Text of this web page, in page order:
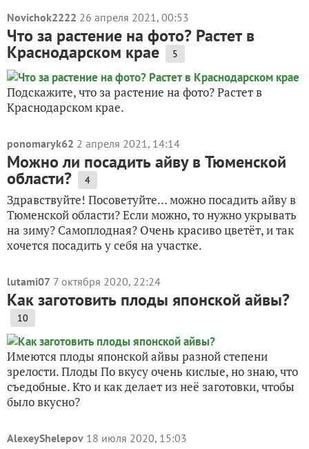
Novichok2222 26 апреля 2021, 00:53
Что за растение на фото? Растет в
Краснодарском крае 5
Подскажите, что за растение на фото? Растет в
Краснодарском крае.
ponomaryk62 2 апреля 2021, 14:14
Можно ли посадить айву в Тюменской
области? 4
Здравствуйте! Посоветуйте… можно посадить айву в
Тюменской области? Если можно, то нужно укрывать
на зиму? Самоплодная? Очень красиво цветёт, и так
хочется посадить у себя на участке.
lutami07 7 октября 2020, 22:24
Как заготовить плоды японской айвы?
10
Имеются плоды японской айвы разной степени
зрелости. Плоды По вкусу очень кислые, но знаю, что
съедобные. Кто и как делает из неё заготовки, чтобы
было вкусно?
AlexeyShelepov 18 июля 2020, 15:03